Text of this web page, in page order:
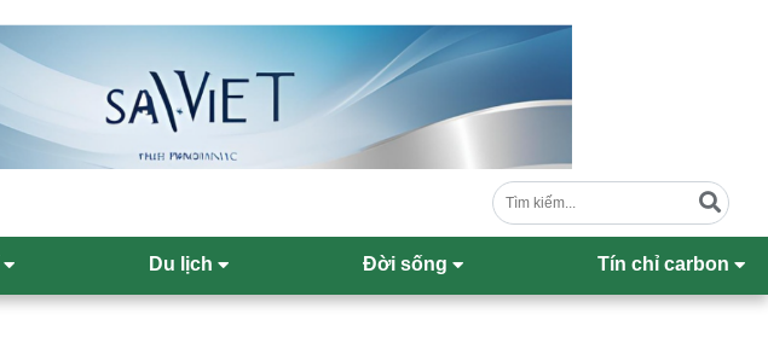
Du lịch Đời sống Tín chỉ carbon